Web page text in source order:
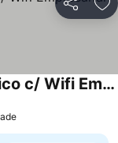
Partilhar
Moderno Departamento Céntrico c/ Wifi Empresarial